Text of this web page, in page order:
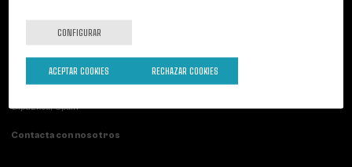
Contacto
Gipuzkoa, Spain
Contacta con nosotros
CONFIGURAR
RECHAZAR COOKIES
ACEPTAR COOKIES